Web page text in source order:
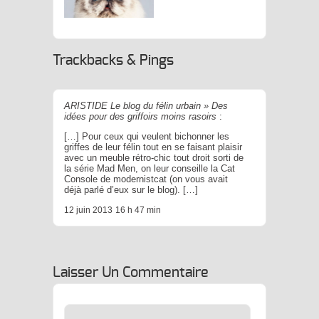
Tour De France Des Chats
Brain Magazine
Trackbacks & Pings
ARISTIDE Le blog du félin urbain » Des
idées pour des griffoirs moins rasoirs :
[…] Pour ceux qui veulent bichonner les
griffes de leur félin tout en se faisant plaisir
avec un meuble rétro-chic tout droit sorti de
la série Mad Men, on leur conseille la Cat
Console de modernistcat (on vous avait
déjà parlé d’eux sur le blog). […]
12 juin 2013 16 h 47 min
Laisser Un Commentaire